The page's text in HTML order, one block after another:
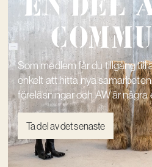
Som medlem får du tillgång till
enkelt att hitta nya
föreläsningar och AW är några
Ta del av det senaste